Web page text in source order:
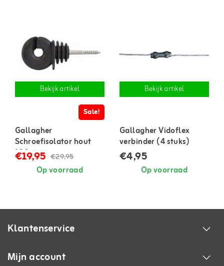
Bekijk artikel
Sale!
Gallagher
Schroefisolator hout
100 st
€19,95 €29,95
Op voorraad
Bekijk artikel
Gallagher Vidoflex
verbinder (4 stuks)
€4,95
Op voorraad
Klantenservice
Mijn account